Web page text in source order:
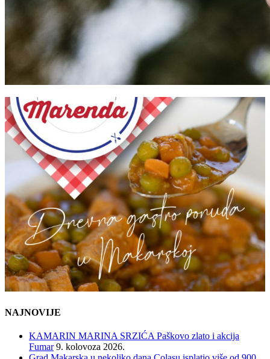
NAJNOVIJE
KAMARIN MARINA SRZIĆA Paškovo zlato i akcija
Fumar 9. kolovoza 2026.